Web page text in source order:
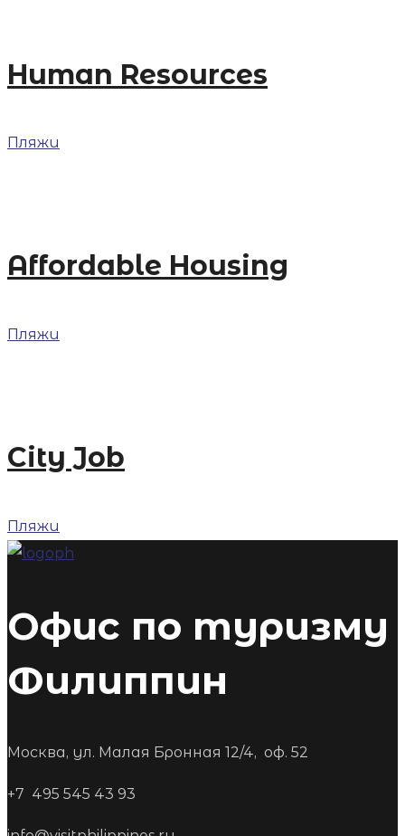
Human Resources
Пляжи
Affordable Housing
Пляжи
City Job
Пляжи
Офис по туризму
Филиппин
Москва, ул. Малая Бронная 12/4, оф. 52
+7 495 545 43 93